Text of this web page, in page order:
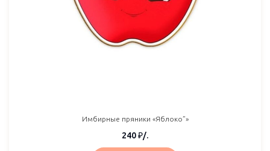
Имбирные пряники «Яблоко”»
240₽/.